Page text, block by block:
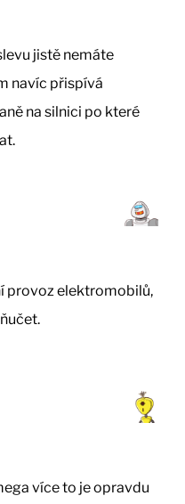
jistě nemáte
navíc přispívá
na silnici po které
provoz elektromobilů,
více to je opravdu